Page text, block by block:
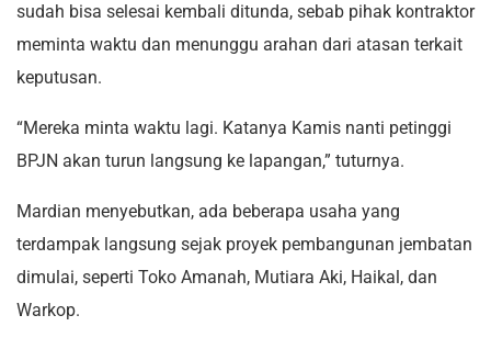
sudah bisa selesai kembali ditunda, sebab pihak kontraktor
meminta waktu dan menunggu arahan dari atasan terkait
keputusan.
“Mereka minta waktu lagi. Katanya Kamis nanti petinggi
BPJN akan turun langsung ke lapangan,” tuturnya.
Mardian menyebutkan, ada beberapa usaha yang
terdampak langsung sejak proyek pembangunan jembatan
dimulai, seperti Toko Amanah, Mutiara Aki, Haikal, dan
Warkop.